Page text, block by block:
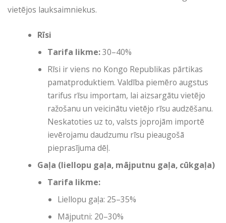
vietējos lauksaimniekus.
Rīsi
Tarifa likme:30–40%
Rīsi ir viens no Kongo Republikas pārtikas
pamatproduktiem. Valdība piemēro augstus
tarifus rīsu importam, lai aizsargātu vietējo
ražošanu un veicinātu vietējo rīsu audzēšanu.
Neskatoties uz to, valsts joprojām importē
ievērojamu daudzumu rīsu pieaugošā
pieprasījuma dēļ.
Gaļa (liellopu gaļa, mājputnu gaļa, cūkgaļa)
Tarifa likme:
Liellopu gaļa: 25–35%
Mājputni: 20–30%